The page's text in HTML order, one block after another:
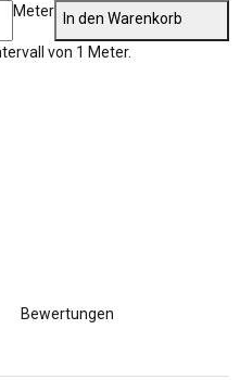
Meter
In den Warenkorb
von 1 Meter.
Bewertungen